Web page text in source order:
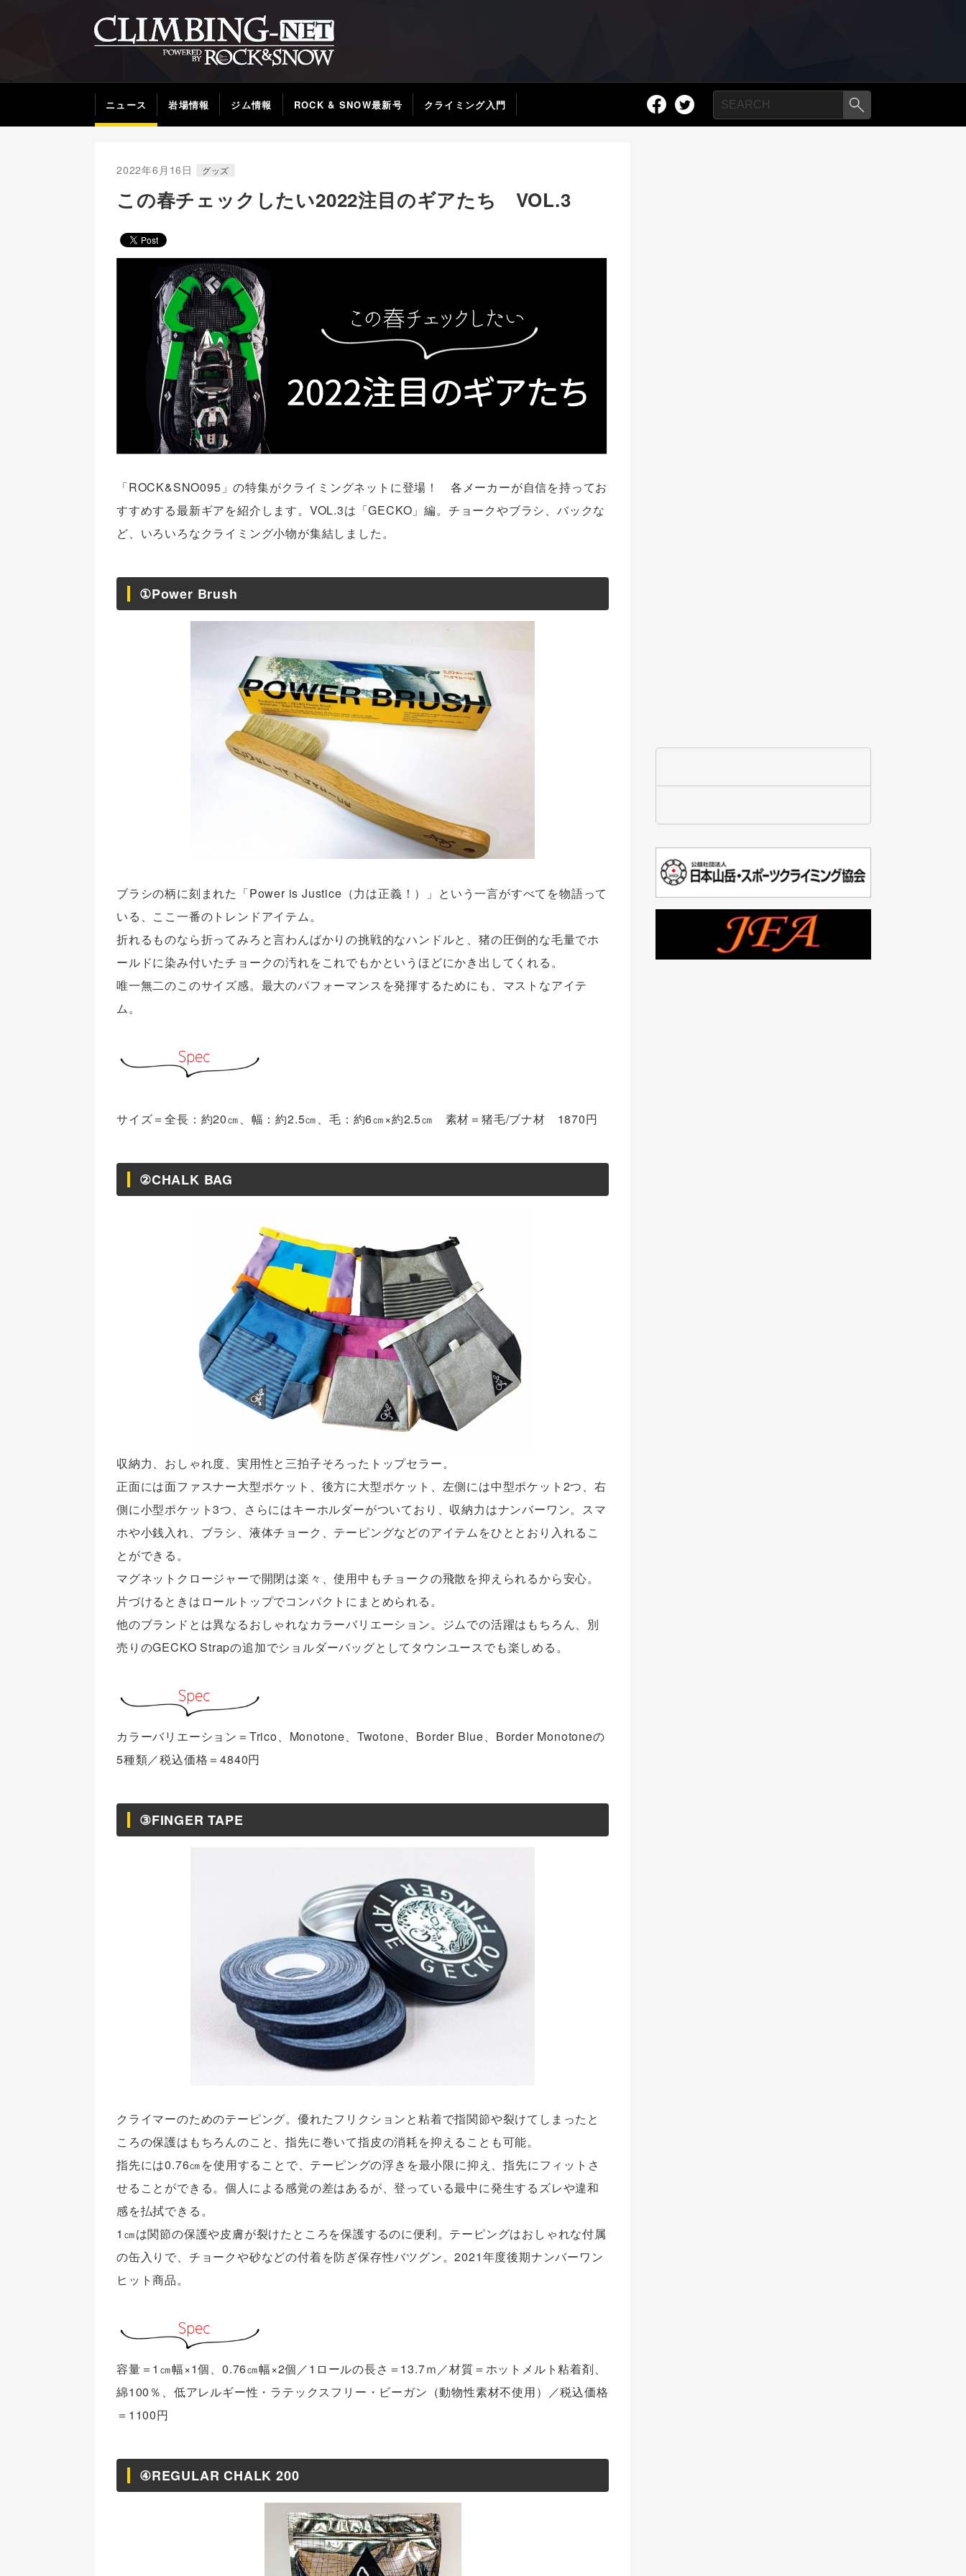
ニュース 岩場情報 ジム情報 ROCK & SNOW最新号 クライミング入門
2022年6月16日 グッズ
この春チェックしたい2022注目のギアたち VOL.3
「ROCK&SNO095」の特集がクライミングネットに登場！ 各メーカーが自信を持ってお
すすめする最新ギアを紹介します。VOL.3は「GECKO」編。チョークやブラシ、バックな
ど、いろいろなクライミング小物が集結しました。
①Power Brush
ブラシの柄に刻まれた「Power is Justice（力は正義！）」という一言がすべてを物語って
いる、ここ一番のトレンドアイテム。
折れるものなら折ってみろと言わんばかりの挑戦的なハンドルと、猪の圧倒的な毛量でホ
ールドに染み付いたチョークの汚れをこれでもかというほどにかき出してくれる。
唯一無二のこのサイズ感。最大のパフォーマンスを発揮するためにも、マストなアイテ
ム。
サイズ＝全長：約20㎝、幅：約2.5㎝、毛：約6㎝×約2.5㎝ 素材＝猪毛/ブナ材 1870円
②CHALK BAG
収納力、おしゃれ度、実用性と三拍子そろったトップセラー。
正面には面ファスナー大型ポケット、後方に大型ポケット、左側には中型ポケット2つ、右
側に小型ポケット3つ、さらにはキーホルダーがついており、収納力はナンバーワン。スマ
ホや小銭入れ、ブラシ、液体チョーク、テーピングなどのアイテムをひととおり入れるこ
とができる。
マグネットクロージャーで開閉は楽々、使用中もチョークの飛散を抑えられるから安心。
片づけるときはロールトップでコンパクトにまとめられる。
他のブランドとは異なるおしゃれなカラーバリエーション。ジムでの活躍はもちろん、別
売りのGECKO Strapの追加でショルダーバッグとしてタウンユースでも楽しめる。
カラーバリエーション＝Trico、Monotone、Twotone、Border Blue、Border Monotoneの
5種類／税込価格＝4840円
③FINGER TAPE
クライマーのためのテーピング。優れたフリクションと粘着で指関節や裂けてしまったと
ころの保護はもちろんのこと、指先に巻いて指皮の消耗を抑えることも可能。
指先には0.76㎝を使用することで、テーピングの浮きを最小限に抑え、指先にフィットさ
せることができる。個人による感覚の差はあるが、登っている最中に発生するズレや違和
感を払拭できる。
1㎝は関節の保護や皮膚が裂けたところを保護するのに便利。テーピングはおしゃれな付属
の缶入りで、チョークや砂などの付着を防ぎ保存性バツグン。2021年度後期ナンバーワン
ヒット商品。
容量＝1㎝幅×1個、0.76㎝幅×2個／1ロールの長さ＝13.7ｍ／材質＝ホットメルト粘着剤、
綿100％、低アレルギー性・ラテックスフリー・ビーガン（動物性素材不使用）／税込価格
＝1100円
④REGULAR CHALK 200